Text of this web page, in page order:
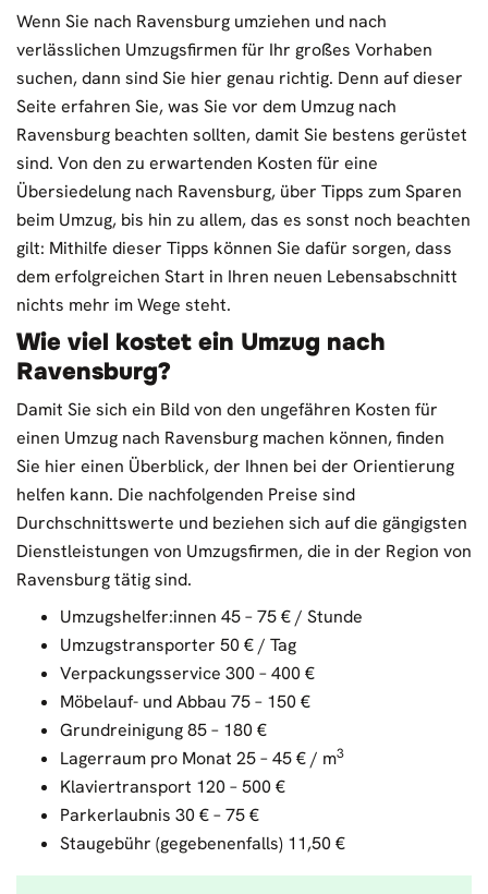
Wenn Sie nach Ravensburg umziehen und nach
verlässlichen Umzugsfirmen für Ihr großes Vorhaben
suchen, dann sind Sie hier genau richtig. Denn auf dieser
Seite erfahren Sie, was Sie vor dem Umzug nach
Ravensburg beachten sollten, damit Sie bestens gerüstet
sind. Von den zu erwartenden Kosten für eine
Übersiedelung nach Ravensburg, über Tipps zum Sparen
beim Umzug, bis hin zu allem, das es sonst noch beachten
gilt: Mithilfe dieser Tipps können Sie dafür sorgen, dass
dem erfolgreichen Start in Ihren neuen Lebensabschnitt
nichts mehr im Wege steht.
Wie viel kostet ein Umzug nach
Ravensburg?
Damit Sie sich ein Bild von den ungefähren Kosten für
einen Umzug nach Ravensburg machen können, finden
Sie hier einen Überblick, der Ihnen bei der Orientierung
helfen kann. Die nachfolgenden Preise sind
Durchschnittswerte und beziehen sich auf die gängigsten
Dienstleistungen von Umzugsfirmen, die in der Region von
Ravensburg tätig sind.
Umzugshelfer:innen 45 – 75 € / Stunde
Umzugstransporter 50 € / Tag
Verpackungsservice 300 – 400 €
Möbelauf- und Abbau 75 – 150 €
Grundreinigung 85 – 180 €
Lagerraum pro Monat 25 – 45 € / m3
Klaviertransport 120 – 500 €
Parkerlaubnis 30 € – 75 €
Staugebühr (gegebenenfalls) 11,50 €